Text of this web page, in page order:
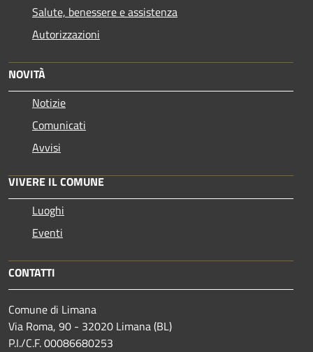
Salute, benessere e assistenza
Autorizzazioni
NOVITÀ
Notizie
Comunicati
Avvisi
VIVERE IL COMUNE
Luoghi
Eventi
CONTATTI
Comune di Limana
Via Roma, 90 - 32020 Limana (BL)
P.I./C.F. 00086680253